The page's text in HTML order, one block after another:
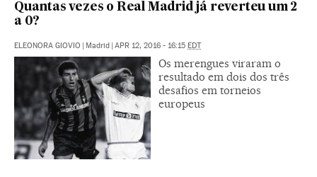
Quantas vezes o Real Madrid já reverteu um 2
a 0?
ELEONORA GIOVIO | Madrid | APR 12, 2016 - 16:15 EDT
Os merengues viraram o
resultado em dois dos três
desafios em torneios
europeus